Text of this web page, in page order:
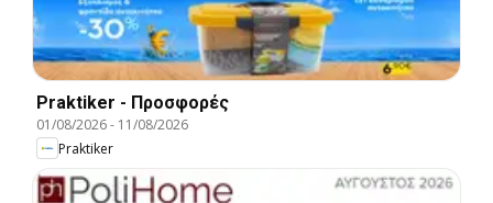
Praktiker - Προσφορές
01/08/2026- 11/08/2026
Praktiker